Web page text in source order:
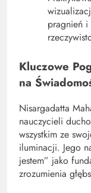
pragnień
Kluczowe
na
Nisargadatta
nauczycieli
wszystkim ze
iluminacji. Jego
jestem” jako
zrozumienia